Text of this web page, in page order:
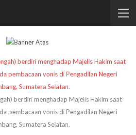
berdiri menghadap Majelis Hakim saat
pembacaan vonis di Pengadilan Negeri
Sumatera Selatan.